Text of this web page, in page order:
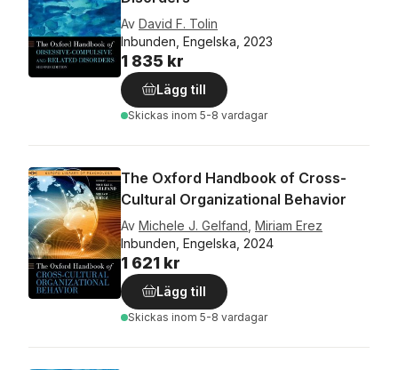
Av David F. Tolin
Inbunden, Engelska, 2023
1 835 kr
Lägg till
Skickas inom 5-8 vardagar
The Oxford Handbook of Cross-
Cultural Organizational Behavior
Av Michele J. Gelfand Miriam Erez
Inbunden, Engelska, 2024
1 621 kr
Lägg till
Skickas inom 5-8 vardagar